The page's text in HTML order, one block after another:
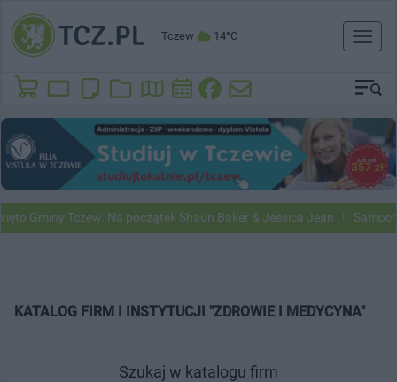
Tczew 14°C
Toggle
Gminy Tczew. Na początek Shaun Baker & Jessica Jean
KATALOG FIRM I INSTYTUCJI "ZDROWIE I MEDYCYNA"
Szukaj w katalogu firm